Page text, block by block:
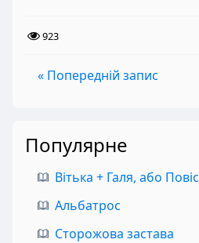
923
« Попередній запис
Популярне
Альбатрос
Сторожова застава